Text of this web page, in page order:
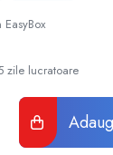
zile lucratoare